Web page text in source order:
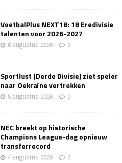
VoetbalPlus NEXT18: 18 Eredivisie
talenten voor 2026-2027
6 augustus 2026 0
Sportlust (Derde Divisie) ziet speler
naar Oekraïne vertrekken
5 augustus 2026 0
NEC breekt op historische
Champions League-dag opnieuw
transferrecord
4 augustus 2026 0